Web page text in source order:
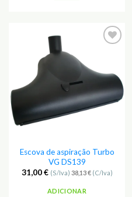
Escova de aspiração Turbo
VG DS139
31,00€ (S/Iva) 38,13€(C/Iva)
ADICIONAR